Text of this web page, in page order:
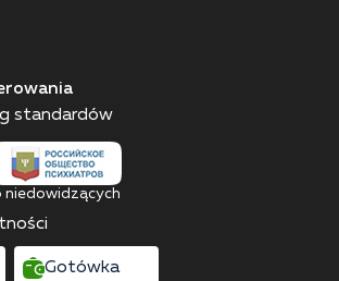
standardów
niedowidzących
Gotówka